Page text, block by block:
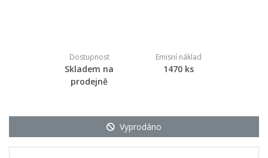
Dostupnost
Skladem na
prodejně
Emisní náklad
1470 ks
Vyprodáno